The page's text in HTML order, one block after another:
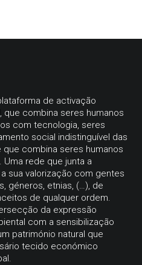
de activação
que combina seres humanos
com tecnologia, seres
social indistinguível das
combina seres humanos
rede que junta a
sua valorização com gentes
géneros, etnias, (…), de
de qualquer ordem.
da expressão
com a sensibilização
património natural que
tecido económico